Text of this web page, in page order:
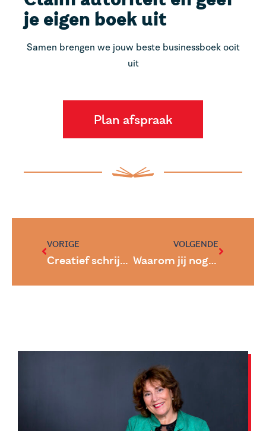
je eigen boek uit
Samen brengen we jouw beste businessboek ooit
uit
Plan afspraak
VORIGE
Creatief schrijven op de snelweg
VOLGENDE
Waarom jij nog geen autoriteit bent op je vakgebied